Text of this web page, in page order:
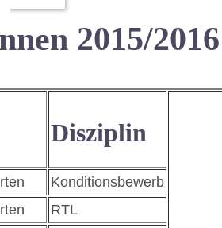
2015/2016
Disziplin
Konditionsbewerb
RTL